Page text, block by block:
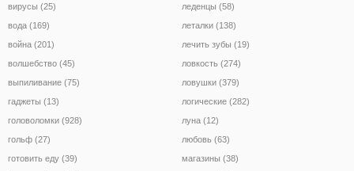
вирусы (25)
вода (169)
война (201)
волшебство (45)
выпиливание (75)
гаджеты (13)
головоломки (928)
гольф (27)
готовить еду (39)
леденцы (58)
леталки (138)
лечить зубы (19)
ловкость (274)
ловушки (379)
логические (282)
луна (12)
любовь (63)
магазины (38)